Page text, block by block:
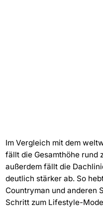
Im Vergleich mit dem
fällt die Gesamthöhe rund
außerdem fällt die
deutlich stärker ab. So
Countryman und anderen
Schritt zum Lifestyle-